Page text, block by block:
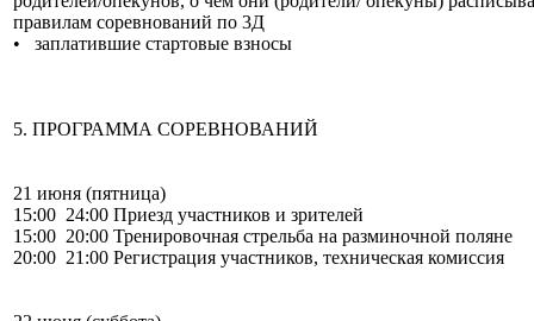
правилам соревнований по 3Д
• заплатившие стартовые взносы
5. ПРОГРАММА СОРЕВНОВАНИЙ
21 июня (пятница)
15:00 24:00 Приезд участников и зрителей
15:00 20:00 Тренировочная стрельба на разминочной поляне
20:00 21:00 Регистрация участников, техническая комиссия